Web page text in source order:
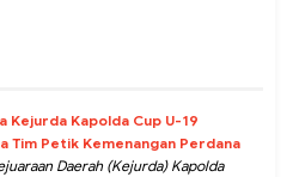
Kejurda Kapolda Cup U-19
Tim Petik Kemenangan Perdana
Daerah (Kejurda) Kapolda